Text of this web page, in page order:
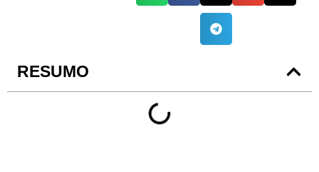
RESUMO